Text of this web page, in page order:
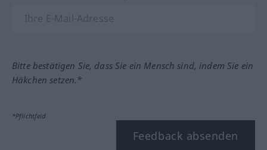
Bitte bestätigen Sie, dass Sie ein Mensch sind, indem Sie ein
Häkchen setzen.*
*Pflichtfeld
Feedback absenden